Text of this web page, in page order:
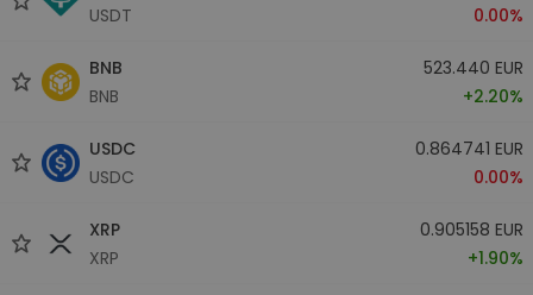
USDT
0.00%
BNB
BNB
523.440 EUR
+2.20%
USDC
USDC
0.864741 EUR
0.00%
XRP
XRP
0.905158 EUR
+1.90%